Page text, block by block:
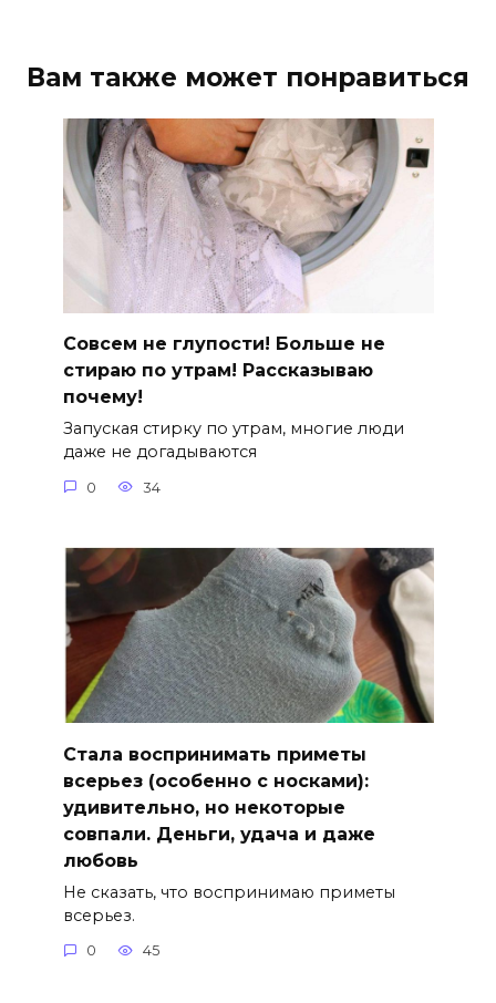
Вам также может понравиться
Совсем не глупости! Больше не
стираю по утрам! Рассказываю
почему!
Запуская стирку по утрам, многие люди
даже не догадываются
0 34
Стала воспринимать приметы
всерьез (особенно с носками):
удивительно, но некоторые
совпали. Деньги, удача и даже
любовь
Не сказать, что воспринимаю приметы
всерьез.
0 45